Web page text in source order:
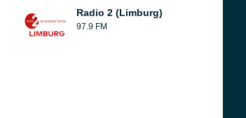
Radio 2 (Limburg)
97.9 FM